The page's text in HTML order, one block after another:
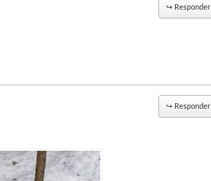
↪ Responder
↪ Responder